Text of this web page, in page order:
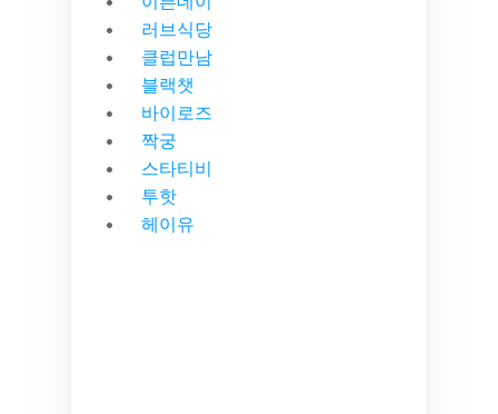
러브식당
클럽만남
블랙챗
바이로즈
짝궁
스타티비
투핫
헤이유